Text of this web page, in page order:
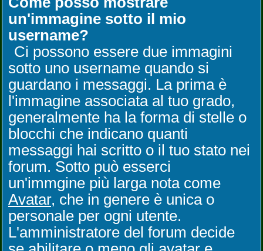
un'immagine sotto il mio
username?
Ci possono essere due immagini
sotto uno username quando si
guardano i messaggi. La prima è
l'immagine associata al tuo grado,
generalmente ha la forma di stelle o
blocchi che indicano quanti
messaggi hai scritto o il tuo stato nei
forum. Sotto può esserci
un'immgine più larga nota come
Avatar, che in genere è unica o
personale per ogni utente.
L'amministratore del forum decide